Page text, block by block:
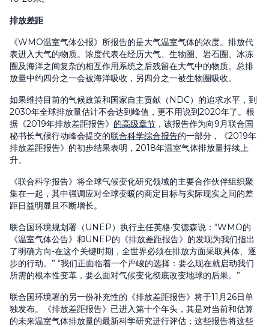
排放差距
《WMO温室气体公报》所报告的是大气温室气体的浓度。排放代
表进入大气的物质。浓度代表在经历大气、生物圈、岩石圈、冰冻
圈及海洋之间复杂的相互作用系统之后残留在大气中的物质。总排
放量中约四分之一会被海洋吸收，另四分之一被生物圈吸收。
如果维持目前的气候政策和国家自主贡献（NDC）的追求水平，到
2030年全球排放量估计不会达到峰值，更不用说到2020年了。根
据《2019年排放差距报告》 的高级章节 ，该报告作为向9月联合国
秘书长气候行动峰会提交的联合科学综合报告的一部分，《2019年
排放差距报告》的初步结果表明，2018年温室气体排放量持续上
升。
《联合科学报告》将全球气候变化研究领域的主要合作伙伴组织聚
集在一起，其中强调应对全球变暖的商定目标与实际现实之间的差
距日益明显且不断增长。
联合国环境规划署（UNEP）执行主任英格·安德森说：“WMO的
《温室气体公告》和UNEP的《排放差距报告》的发现为我们指出
了明确方向-在这个关键时期，全世界必须在排放方面采取具体、逐
步的行动。” “我们正面临着一个严峻的选择：要么现在就启动我们
所需的根本性变革，要么面对气候变化彻底改变地球的后果。”
联合国环境署的另一份补充性的《排放差距报告》将于11月26日单
独发布。《排放差距报告》已进入第十个年头，其是对当前和估算
的未来温室气体排放量的最新科学研究进行评估；这些报告将这些